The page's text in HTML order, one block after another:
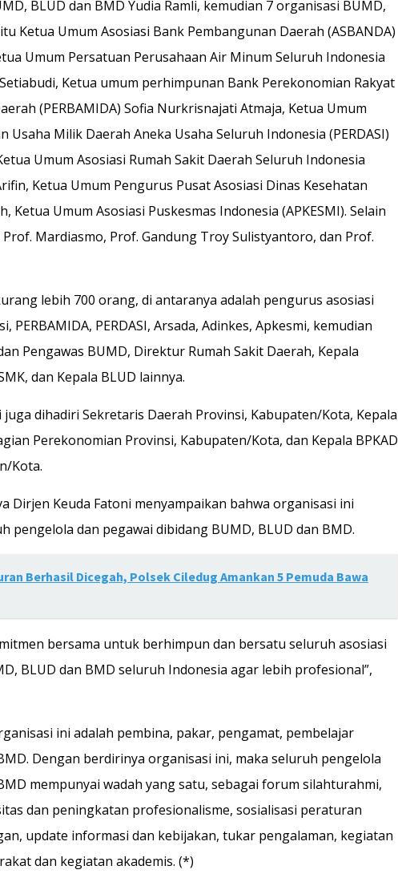
BLUD dan BMD Yudia Ramli, kemudian 7 organisasi BUMD,
Ketua Umum Asosiasi Bank Pembangunan Daerah (ASBANDA)
Umum Persatuan Perusahaan Air Minum Seluruh Indonesia
Setiabudi, Ketua umum perhimpunan Bank Perekonomian Rakyat
(PERBAMIDA) Sofia Nurkrisnajati Atmaja, Ketua Umum
Usaha Milik Daerah Aneka Usaha Seluruh Indonesia (PERDASI)
Umum Asosiasi Rumah Sakit Daerah Seluruh Indonesia
Ketua Umum Pengurus Pusat Asosiasi Dinas Kesehatan
Ketua Umum Asosiasi Puskesmas Indonesia (APKESMI). Selain
Mardiasmo, Prof. Gandung Troy Sulistyantoro, dan Prof.
lebih 700 orang, di antaranya adalah pengurus asosiasi
PERBAMIDA, PERDASI, Arsada, Adinkes, Apkesmi, kemudian
Pengawas BUMD, Direktur Rumah Sakit Daerah, Kepala
dan Kepala BLUD lainnya.
juga dihadiri Sekretaris Daerah Provinsi, Kabupaten/Kota, Kepala
Perekonomian Provinsi, Kabupaten/Kota, dan Kepala BPKAD
Kota.
Dirjen Keuda Fatoni menyampaikan bahwa organisasi ini
pengelola dan pegawai dibidang BUMD, BLUD dan BMD.
Berhasil Dicegah, Polsek Ciledug Amankan 5 Pemuda Bawa
bersama untuk berhimpun dan bersatu seluruh asosiasi
BLUD dan BMD seluruh Indonesia agar lebih profesional”,
ini adalah pembina, pakar, pengamat, pembelajar
Dengan berdirinya organisasi ini, maka seluruh pengelola
mempunyai wadah yang satu, sebagai forum silahturahmi,
dan peningkatan profesionalisme, sosialisasi peraturan
update informasi dan kebijakan, tukar pengalaman, kegiatan
dan kegiatan akademis. (*)